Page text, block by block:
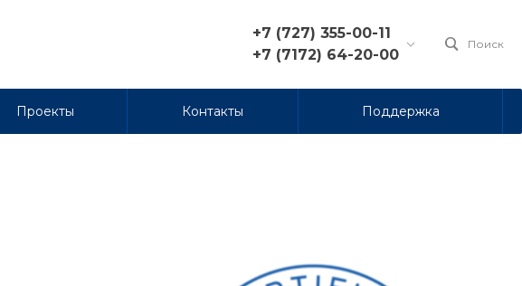
+7 (727) 355-00-11
+7 (7172) 64-20-00
г. Алматы, пр. Достык 210,
блок А, бизнес-центр
бизнес-центр «Seven»,
офис 903
Поиск
Проекты Контакты Поддержка